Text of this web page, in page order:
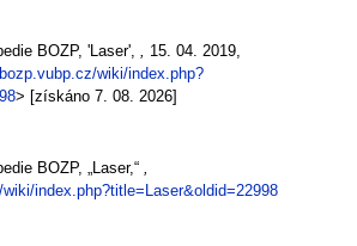
BOZP, 'Laser',
15. 04. 2019,
wiki/index.php?
> [získáno 7. 08. 2026]
BOZP, „Laser,“ ,
index.php?title=Laser&oldid=22998